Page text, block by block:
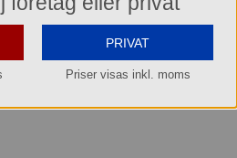
PRIVAT
Priser visas inkl. moms